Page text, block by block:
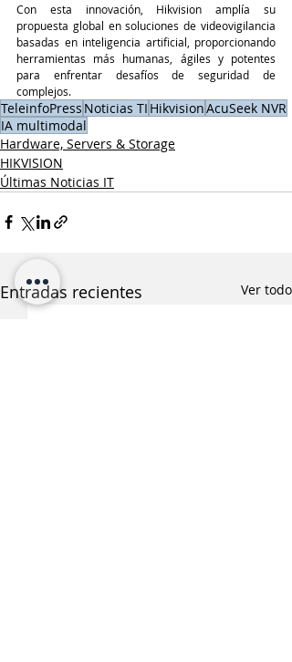
Con esta innovación, Hikvision amplía su
propuesta global en soluciones de videovigilancia
basadas en inteligencia artificial, proporcionando
herramientas más humanas, ágiles y potentes
para enfrentar desafíos de seguridad de
complejos.
TeleinfoPress Noticias TI HikvisionAcuSeek NVR
IA multimodal
Hardware, Servers & Storage
HIKVISION
Últimas Noticias IT
Entradas recientes Ver todo